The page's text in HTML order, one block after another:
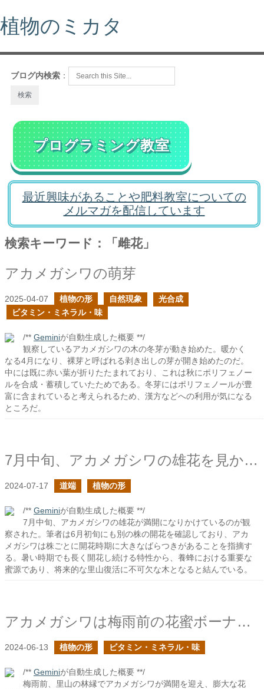
植物のミカタ
ブログ内検索 ：
プログラミング教室
最近興味があることや肥料教室についての
メルマガを配信しています
検索キーワード：「雌花」
アカメガシワの萌芽
2025-04-07 植物の形 自然現象
光合成
ビタミン・ミネラル・味
/** Geminiが自動生成した概要 **/
観察しているアカメガシワの木の冬芽が動き始めた。暖かく
なる4月になり、裸芽と呼ばれる剥き出しの芽が開き始めたのだ。
中には既に赤い葉が折りたたまれており、これは秋にポリフェノー
ルを合成・蓄積していたためである。冬芽にはポリフェノールが豊
富に含まれていると考えられるため、漢方などへの利用が気になる
ところだ。
7月中旬、アカメガシワの雄花を見かけた
2024-07-17 道端 植物の形
/** Geminiが自動生成した概要 **/
7月中旬、アカメガシワの雄花が満開になりかけているのが観
察された。筆者は6月初旬にも別の株の開花を確認しており、アカ
メガシワは株ごとに開花時期に大きなばらつきがあることを指摘す
る。暑い時期でも長く開花し続ける特性から、養蜂における重要な
蜜源であり、将来的な里山復活に不可欠な木となると結んでいる。
アカメガシワは梅雨前の花蜜ボーナスのような木だ
2024-06-13 植物の形 ビタミン・ミネラル・味
/** Geminiが自動生成した概要 **/
梅雨前、里山の林縁でアカメガシワが満開を迎え、膨大な花